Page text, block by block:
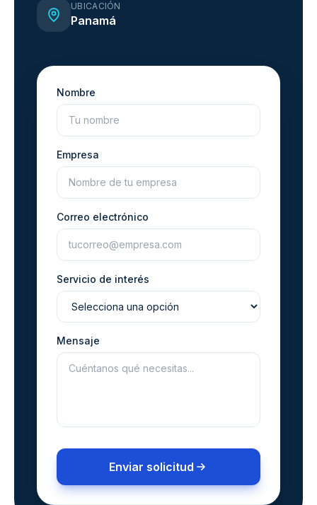
UBICACIÓN
Panamá
Nombre
Empresa
Correo electrónico
Servicio de interés
Mensaje
Enviar solicitud